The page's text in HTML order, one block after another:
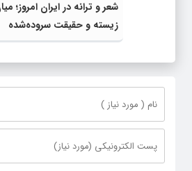
شعر و ترانه در ایران امروز؛
زیسته و حقیقت سروده‌شده